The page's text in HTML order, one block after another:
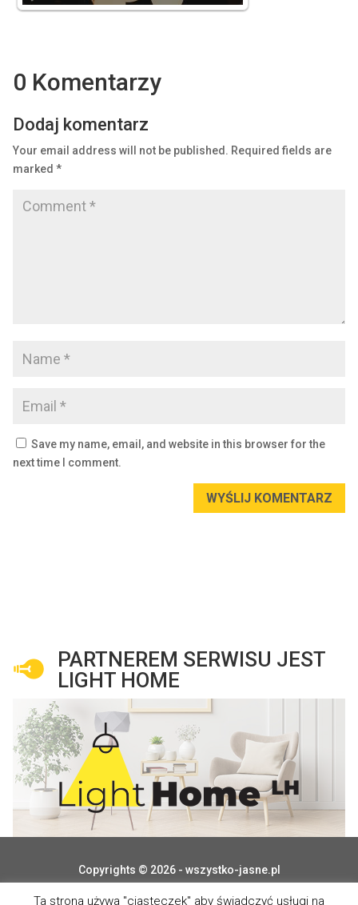
0 Komentarzy
Dodaj komentarz
Your email address will not be published. Required fields are
marked *
Save my name, email, and website in this browser for the
next time I comment.
WYŚLIJ KOMENTARZ
PARTNEREM SERWISU JEST
LIGHT HOME
Copyrights © 2026 - wszystko-jasne.pl
Ta strona używa "ciasteczek" aby świadczyć usługi na